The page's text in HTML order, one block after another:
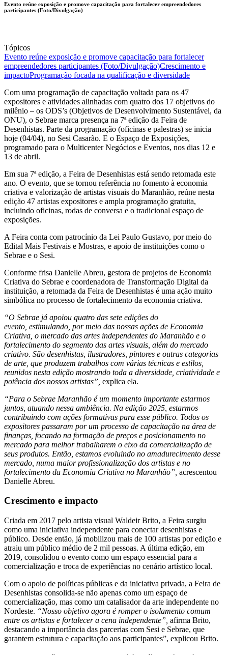
Evento reúne exposição e promove capacitação para fortalecer empreendedores
participantes (Foto/Divulgação)
Tópicos
Evento reúne exposição e promove capacitação para fortalecer
empreendedores participantes (Foto/Divulgação)Crescimento e
impactoProgramação focada na qualificação e diversidade
Com uma programação de capacitação voltada para os 47
expositores e atividades alinhadas com quatro dos 17 objetivos do
milênio – os ODS’s (Objetivos de Desenvolvimento Sustentável, da
ONU), o Sebrae marca presença na 7ª edição da Feira de
Desenhistas. Parte da programação (oficinas e palestras) se inicia
hoje (04/04), no Sesi Casarão. E o Espaço de Exposições,
programado para o Multicenter Negócios e Eventos, nos dias 12 e
13 de abril.
Em sua 7ª edição, a Feira de Desenhistas está sendo retomada este
ano. O evento, que se tornou referência no fomento à economia
criativa e valorização de artistas visuais do Maranhão, reúne nesta
edição 47 artistas expositores e ampla programação gratuita,
incluindo oficinas, rodas de conversa e o tradicional espaço de
exposições.
A Feira conta com patrocínio da Lei Paulo Gustavo, por meio do
Edital Mais Festivais e Mostras, e apoio de instituições como o
Sebrae e o Sesi.
Conforme frisa Danielle Abreu, gestora de projetos de Economia
Criativa do Sebrae e coordenadora de Transformação Digital da
instituição, a retomada da Feira de Desenhistas é uma ação muito
simbólica no processo de fortalecimento da economia criativa.
“O Sebrae já apoiou quatro das sete edições do
evento, estimulando, por meio das nossas ações de Economia
Criativa, o mercado das artes independentes do Maranhão e o
fortalecimento do segmento das artes visuais, além do mercado
criativo. São desenhistas, ilustradores, pintores e outras categorias
de arte, que produzem trabalhos com várias técnicas e estilos,
reunidos nesta edição mostrando toda a diversidade, criatividade e
potência dos nossos artistas”, explica ela.
“Para o Sebrae Maranhão é um momento importante estarmos
juntos, atuando nessa ambiência. Na edição 2025, estarmos
contribuindo com ações formativas para esse público. Todos os
expositores passaram por um processo de capacitação na área de
finanças, focando na formação de preços e posicionamento no
mercado para melhor trabalharem o eixo da comercialização de
seus produtos. Então, estamos evoluindo no amadurecimento desse
mercado, numa maior profissionalização dos artistas e no
fortalecimento da Economia Criativa no Maranhão”, acrescentou
Danielle Abreu.
Crescimento e impacto
Criada em 2017 pelo artista visual Waldeir Brito, a Feira surgiu
como uma iniciativa independente para conectar desenhistas e
público. Desde então, já mobilizou mais de 100 artistas por edição e
atraiu um público médio de 2 mil pessoas. A última edição, em
2019, consolidou o evento como um espaço essencial para a
comercialização e troca de experiências no cenário artístico local.
Com o apoio de políticas públicas e da iniciativa privada, a Feira de
Desenhistas consolida-se não apenas como um espaço de
comercialização, mas como um catalisador da arte independente no
Nordeste. “Nosso objetivo agora é romper o isolamento comum
entre os artistas e fortalecer a cena independente”, afirma Brito,
destacando a importância das parcerias com Sesi e Sebrae, que
garantem estrutura e capacitação aos participantes”, explicou Brito.